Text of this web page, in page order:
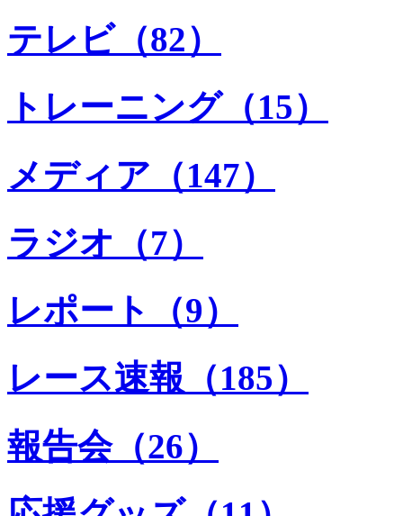
テレビ（82）
トレーニング（15）
メディア（147）
ラジオ（7）
レポート（9）
レース速報（185）
報告会（26）